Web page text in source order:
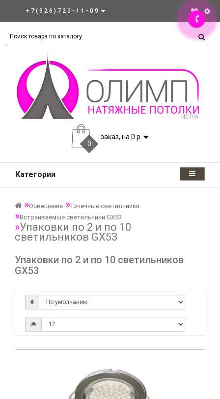
+7(926)720-11-09
0
заказ, на 0 р.
Категории
Освещение
Точечные светильники
Встраиваемые светильники GX53
Упаковки по 2 и по 10
светильников GX53
Упаковки по 2 и по 10 светильников
GX53